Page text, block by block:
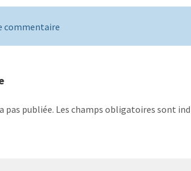
commentaire
pas publiée. Les champs obligatoires sont